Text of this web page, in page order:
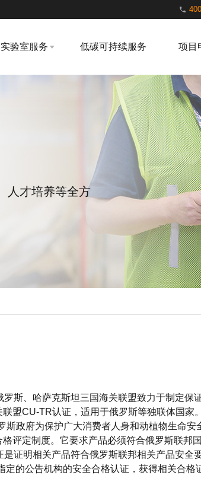
实验室服务 低碳可持续服务 项目
人才培养等全方
斯、哈萨克斯坦三国海关联盟致力于制定保
盟CU-TR认证，适用于俄罗斯等独联体国家
斯政府为保护广大消费者人身和动植物生命安
评定制度。它要求产品必须符合俄罗斯联邦
证明相关产品符合俄罗斯联邦相关产品安全
定的公告机构的安全合格认证，获得相关合格